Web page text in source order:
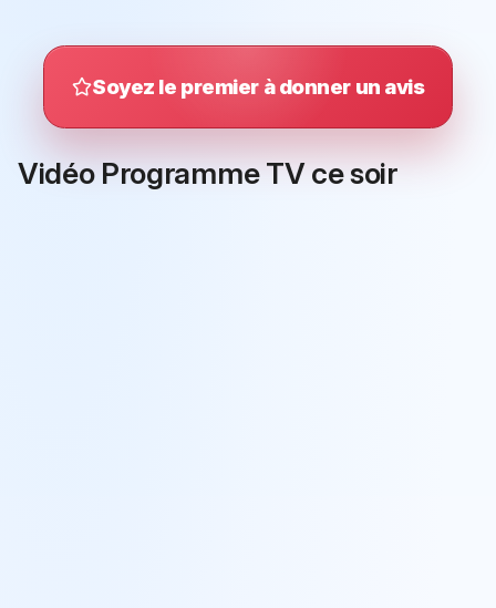
Soyez le premier à donner un avis
Vidéo Programme TV ce soir